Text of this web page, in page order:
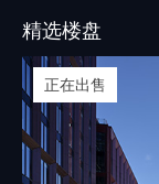
精选楼盘
正在出售